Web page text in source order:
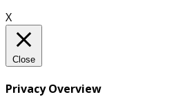
X
Close
Privacy Overview